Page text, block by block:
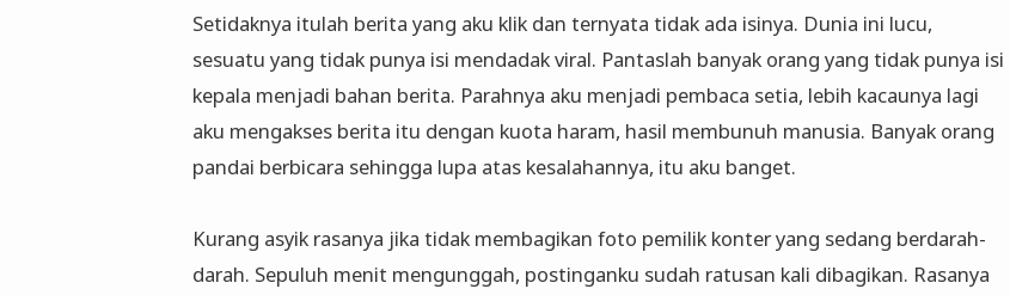
Setidaknya itulah berita yang aku klik dan ternyata tidak ada isinya. Dunia ini lucu,
sesuatu yang tidak punya isi mendadak viral. Pantaslah banyak orang yang tidak punya isi
kepala menjadi bahan berita. Parahnya aku menjadi pembaca setia, lebih kacaunya lagi
aku mengakses berita itu dengan kuota haram, hasil membunuh manusia. Banyak orang
pandai berbicara sehingga lupa atas kesalahannya, itu aku banget.
Kurang asyik rasanya jika tidak membagikan foto pemilik konter yang sedang berdarah-
darah. Sepuluh menit mengunggah, postinganku sudah ratusan kali dibagikan. Rasanya